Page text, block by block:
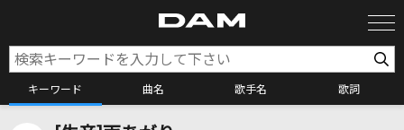
キーワード 曲名 歌手名 歌詞